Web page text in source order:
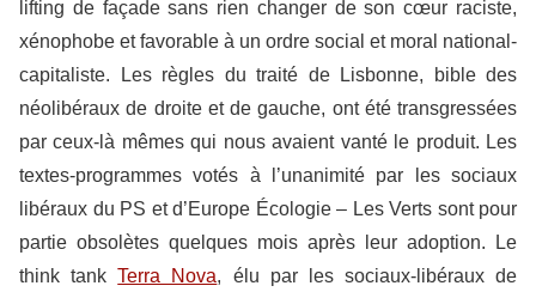
lifting de façade sans rien changer de son cœur raciste,
xénophobe et favorable à un ordre social et moral national-
capitaliste. Les règles du traité de Lisbonne, bible des
néolibéraux de droite et de gauche, ont été transgressées
par ceux-là mêmes qui nous avaient vanté le produit. Les
textes-programmes votés à l’unanimité par les sociaux
libéraux du PS et d’Europe Écologie – Les Verts sont pour
partie obsolètes quelques mois après leur adoption. Le
think tankTerra Nova, élu par les sociaux-libéraux de